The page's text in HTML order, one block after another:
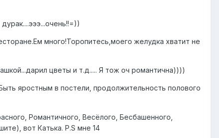
много!Торопитесь,моего желудка хватит не
цветы и т.д..... Я тож оч романтична))))
яростным в постели, продолжительность полового
Романтичного, Весёлого, Бесбашенного,
вот Катька. P.S мне 14